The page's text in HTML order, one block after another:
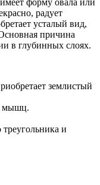
радует
усталый вид,
причина
в глубинных слоях.
землистый
мышц.
и